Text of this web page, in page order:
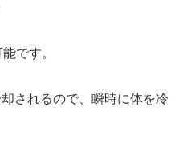
です。
されるので、瞬時に体を冷